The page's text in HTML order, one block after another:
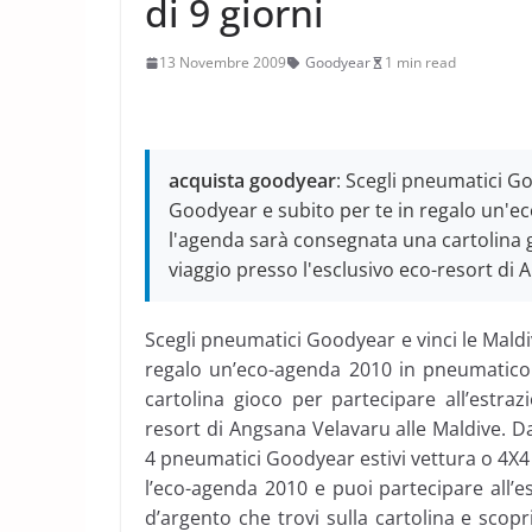
di 9 giorni
13 Novembre 2009 Goodyear 1 min read
acquista goodyear: Scegli pneumatici
Goodyear e subito per te in regalo
l'agenda sarà consegnata una
viaggio presso l'esclusivo eco-resort di
Scegli pneumatici Goodyear e vinci le
regalo un’eco-agenda 2010 in
cartolina gioco per partecipare
resort di Angsana Velavaru alle Maldive.
4 pneumatici Goodyear estivi vettura o
l’eco-agenda 2010 e puoi partecipare
d’argento che trovi sulla cartolina e